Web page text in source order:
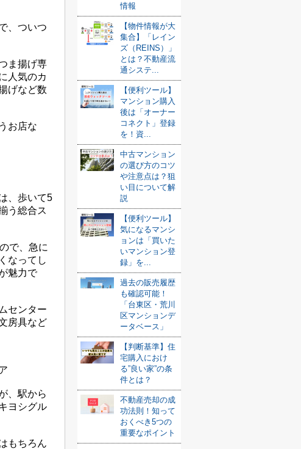
、ついつ
ま揚げ専
人気のカ
げなど数
お店な
、歩いて5
う総合ス
で、急に
なってし
魅力で
センター
房具など
、駅から
ヨシグル
もちろん
情報
【物件情報が大
集合】「レイン
ズ（REINS）」
とは？不動産流
通システ...
【便利ツール】
マンション購入
後は「オーナー
コネクト」登録
を！資...
中古マンション
の選び方のコツ
や注意点は？狙
い目について解
説
【便利ツール】
気になるマンシ
ョンは「買いた
いマンション登
録」を...
過去の販売履歴
も確認可能！
「台東区・荒川
区マンションデ
ータベース」
【判断基準】住
宅購入におけ
る”良い家”の条
件とは？
不動産売却の成
功法則！知って
おくべき5つの
重要なポイント